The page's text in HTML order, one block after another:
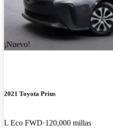
¡Nuevo!
2021 Toyota Prius
L Eco FWD 120,000 millas